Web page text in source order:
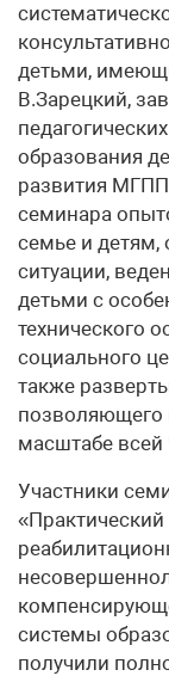
детьми,
В.Зарецкий,
образования
развития
семинара
семье и
ситуации,
детьми с
технического
социального
также
позволяющего
масштабе всей
Участники
системы
получили